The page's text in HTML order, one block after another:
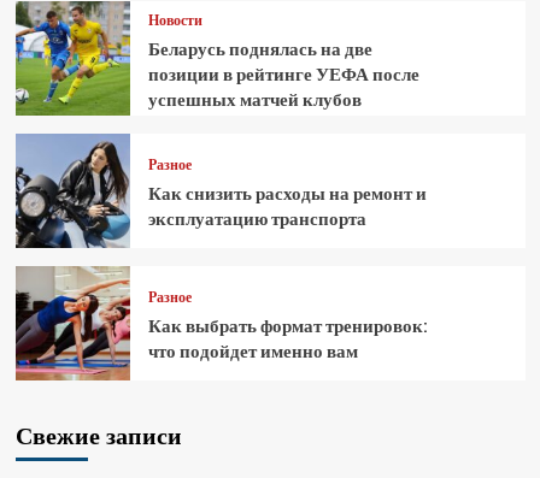
Новости
Беларусь поднялась на две
позиции в рейтинге УЕФА после
успешных матчей клубов
Разное
Как снизить расходы на ремонт и
эксплуатацию транспорта
Разное
Как выбрать формат тренировок:
что подойдет именно вам
Свежие записи